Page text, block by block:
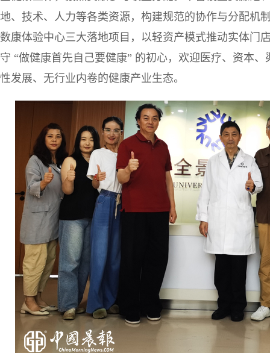
地、技术、人力等各类资源，构建规范的协作与分配机
数康体验中心三大落地项目，以轻资产模式推动实体门
守 “做健康首先自己要健康” 的初心，欢迎医疗、资本
性发展、无行业内卷的健康产业生态。